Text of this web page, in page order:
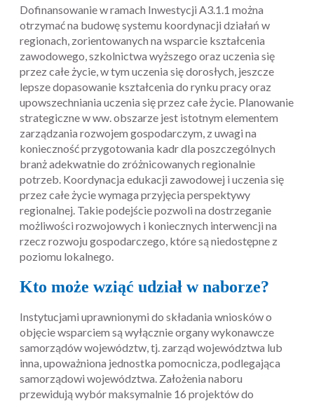
Dofinansowanie w ramach Inwestycji A3.1.1 można
otrzymać na budowę systemu koordynacji działań w
regionach, zorientowanych na wsparcie kształcenia
zawodowego, szkolnictwa wyższego oraz uczenia się
przez całe życie, w tym uczenia się dorosłych, jeszcze
lepsze dopasowanie kształcenia do rynku pracy oraz
upowszechniania uczenia się przez całe życie. Planowanie
strategiczne w ww. obszarze jest istotnym elementem
zarządzania rozwojem gospodarczym, z uwagi na
konieczność przygotowania kadr dla poszczególnych
branż adekwatnie do zróżnicowanych regionalnie
potrzeb. Koordynacja edukacji zawodowej i uczenia się
przez całe życie wymaga przyjęcia perspektywy
regionalnej. Takie podejście pozwoli na dostrzeganie
możliwości rozwojowych i koniecznych interwencji na
rzecz rozwoju gospodarczego, które są niedostępne z
poziomu lokalnego.
Kto może wziąć udział w naborze?
Instytucjami uprawnionymi do składania wniosków o
objęcie wsparciem są wyłącznie organy wykonawcze
samorządów województw, tj. zarząd województwa lub
inna, upoważniona jednostka pomocnicza, podlegająca
samorządowi województwa. Założenia naboru
przewidują wybór maksymalnie 16 projektów do